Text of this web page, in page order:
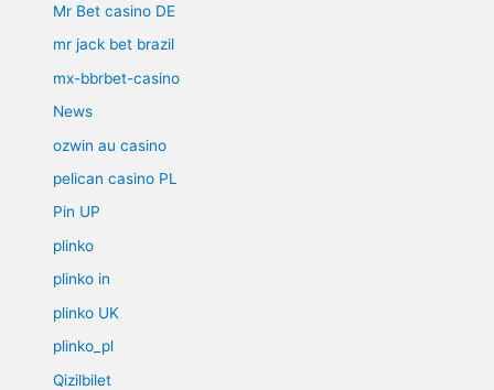
Mr Bet casino DE
mr jack bet brazil
mx-bbrbet-casino
News
ozwin au casino
pelican casino PL
Pin UP
plinko
plinko in
plinko UK
plinko_pl
Qizilbilet